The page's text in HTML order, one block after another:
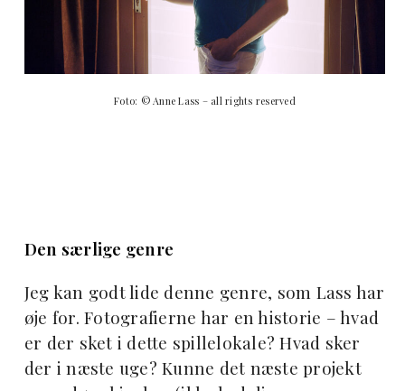
Foto: © Anne Lass – all rights reserved
Den særlige genre
Jeg kan godt lide denne genre, som Lass har
øje for. Fotografierne har en historie – hvad
er der sket i dette spillelokale? Hvad sker
der i næste uge? Kunne det næste projekt